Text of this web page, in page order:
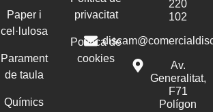
Paper i
cel·lulosa
Parament
de taula
Químics
privacitat
Política de
cookies
220
102
Av.
Generalitat,
F71
Polígon